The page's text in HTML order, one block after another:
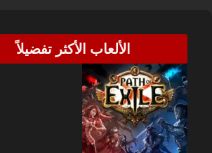
الألعاب الأكثر تفضيلاً